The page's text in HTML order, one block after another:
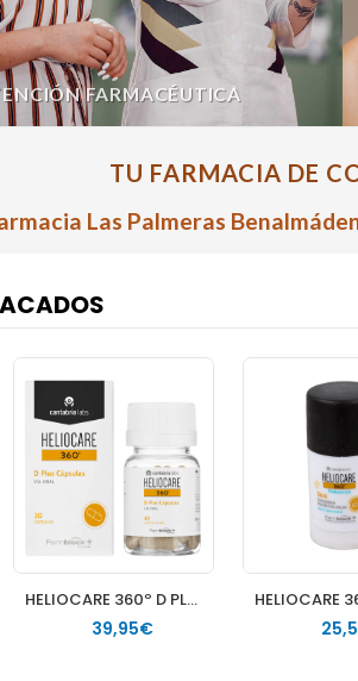
FARMACÉUTICA
TU FARMACIA DE
Las Palmeras